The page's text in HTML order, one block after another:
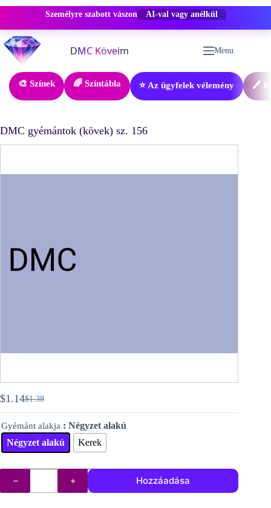
Személyre szabott vászon -50% KEDVEZMÉNY
Skip
to
content
Menu
🎨 Színek 🌈 Színtábla ⭐ Az ügyfelek vélemény 🖊️
DMC gyémántok (kövek) sz. 156
$1.38
Original
price
was:
$1.38.
$1.14Current
price
is:
$1.14.
Gyémánt alakja : Négyzet alakú
Négyzet alakú
Kerek
DMC
gyémántok
(kövek)
Hozzáadása